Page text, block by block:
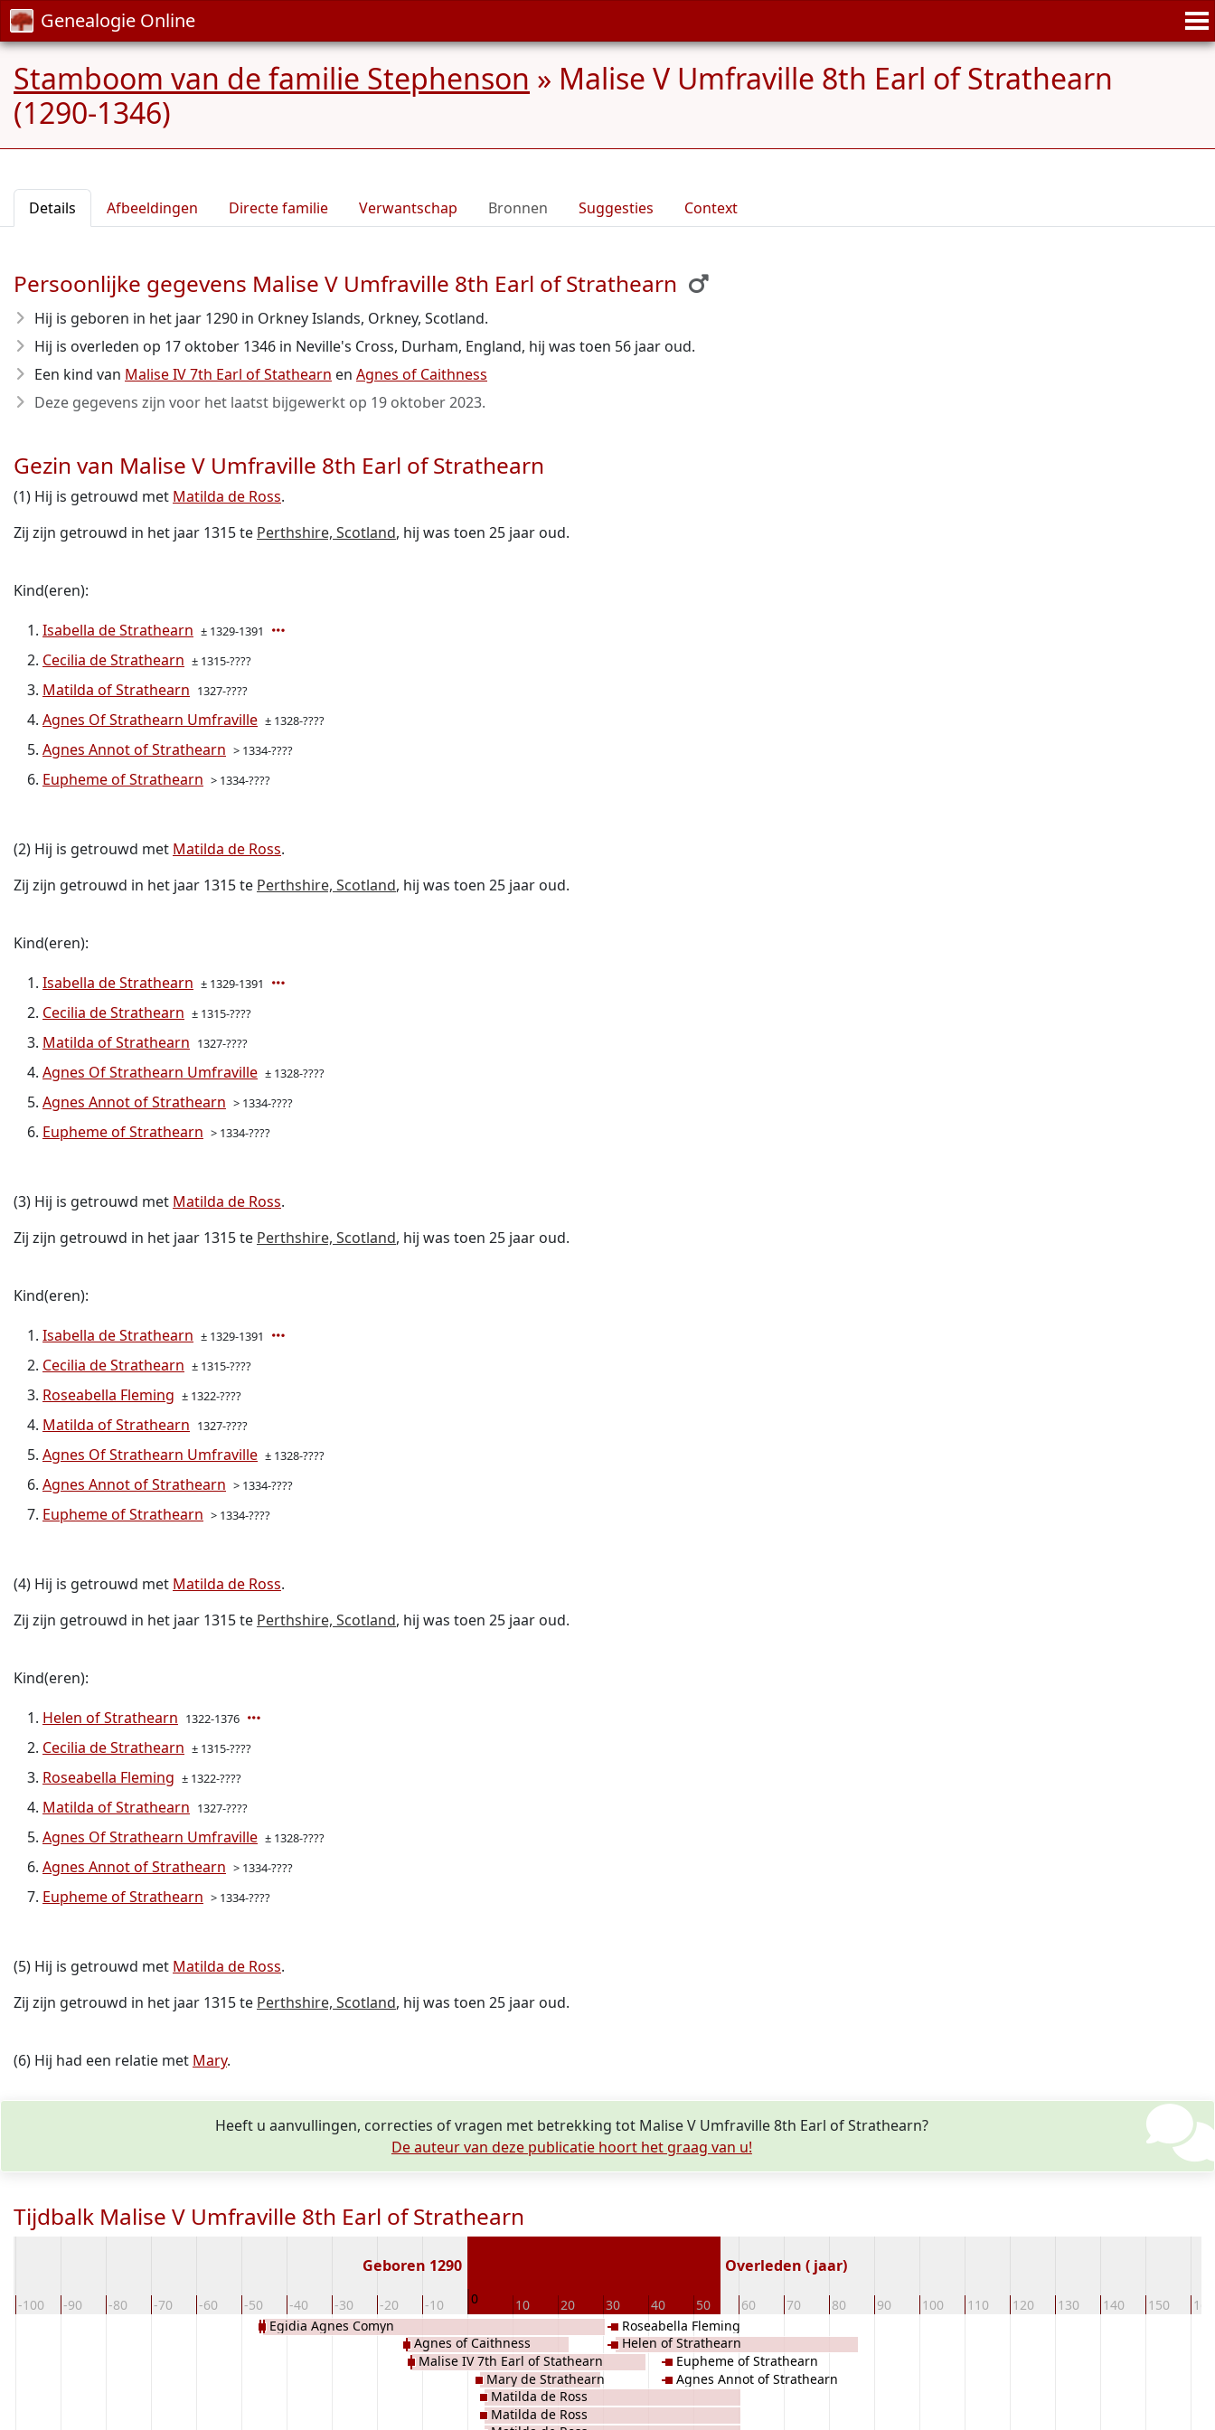
Genealogie Online
Stamboom van de familie Stephenson » Malise V Umfraville 8th Earl of Strathearn
(1290-1346)
Details Afbeeldingen Directe familie Verwantschap Bronnen Suggesties Context
Persoonlijke gegevens Malise V Umfraville 8th Earl of Strathearn
Hij is geboren in het jaar 1290 in Orkney Islands, Orkney, Scotland.
Hij is overleden op 17 oktober 1346 in Neville's Cross, Durham, England, hij was toen 56 jaar oud.
Een kind van Malise IV 7th Earl of Stathearn en Agnes of Caithness
Deze gegevens zijn voor het laatst bijgewerkt op 19 oktober 2023.
Gezin van Malise V Umfraville 8th Earl of Strathearn
(1) Hij is getrouwd met Matilda de Ross.
Zij zijn getrouwd in het jaar 1315 te Perthshire, Scotland, hij was toen 25 jaar oud.
Kind(eren):
Isabella de Strathearn ± 1329-1391
Cecilia de Strathearn ± 1315-????
Matilda of Strathearn 1327-????
Agnes Of Strathearn Umfraville ± 1328-????
Agnes Annot of Strathearn > 1334-????
Eupheme of Strathearn > 1334-????
(2) Hij is getrouwd met Matilda de Ross.
Zij zijn getrouwd in het jaar 1315 te Perthshire, Scotland, hij was toen 25 jaar oud.
Kind(eren):
Isabella de Strathearn ± 1329-1391
Cecilia de Strathearn ± 1315-????
Matilda of Strathearn 1327-????
Agnes Of Strathearn Umfraville ± 1328-????
Agnes Annot of Strathearn > 1334-????
Eupheme of Strathearn > 1334-????
(3) Hij is getrouwd met Matilda de Ross.
Zij zijn getrouwd in het jaar 1315 te Perthshire, Scotland, hij was toen 25 jaar oud.
Kind(eren):
Isabella de Strathearn ± 1329-1391
Cecilia de Strathearn ± 1315-????
Roseabella Fleming ± 1322-????
Matilda of Strathearn 1327-????
Agnes Of Strathearn Umfraville ± 1328-????
Agnes Annot of Strathearn > 1334-????
Eupheme of Strathearn > 1334-????
(4) Hij is getrouwd met Matilda de Ross.
Zij zijn getrouwd in het jaar 1315 te Perthshire, Scotland, hij was toen 25 jaar oud.
Kind(eren):
Helen of Strathearn 1322-1376
Cecilia de Strathearn ± 1315-????
Roseabella Fleming ± 1322-????
Matilda of Strathearn 1327-????
Agnes Of Strathearn Umfraville ± 1328-????
Agnes Annot of Strathearn > 1334-????
Eupheme of Strathearn > 1334-????
(5) Hij is getrouwd met Matilda de Ross.
Zij zijn getrouwd in het jaar 1315 te Perthshire, Scotland, hij was toen 25 jaar oud.
(6) Hij had een relatie met Mary.
Heeft u aanvullingen, correcties of vragen met betrekking tot Malise V Umfraville 8th Earl of Strathearn?
De auteur van deze publicatie hoort het graag van u!
Tijdbalk Malise V Umfraville 8th Earl of Strathearn
-100 -90 -80 -70 -60 -50 -40 -30 -20 -10 0 10 20 30 40 50 60 70 80 90 100 110 120 130 140 150 160
Geboren 1290 Overleden ( jaar)
Egidia Agnes Comyn
Agnes of Caithness
Malise IV 7th Earl of Stathearn
Mary de Strathearn
Matilda de Ross
Matilda de Ross
Roseabella Fleming
Helen of Strathearn
Eupheme of Strathearn
Agnes Annot of Strathearn